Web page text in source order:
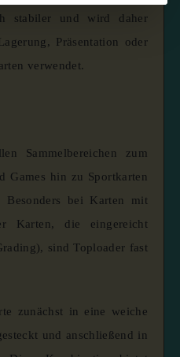
stabiler und wird daher
Präsentation oder
verwendet.
Sammelbereichen zum
Games hin zu Sportkarten
Besonders bei Karten mit
Karten, die eingereicht
sind Toploader fast
zunächst in eine weiche
und anschließend in